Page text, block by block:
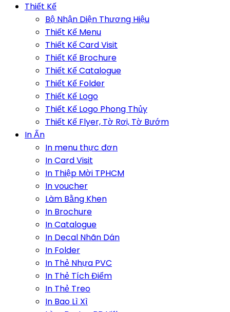
Thiết Kế
Bộ Nhận Diện Thương Hiệu
Thiết Kế Menu
Thiết Kế Card Visit
Thiết Kế Brochure
Thiết Kế Catalogue
Thiết Kế Folder
Thiết Kế Logo
Thiết Kế Logo Phong Thủy
Thiết Kế Flyer, Tờ Rơi, Tờ Bướm
In Ấn
In menu thực đơn
In Card Visit
In Thiệp Mời TPHCM
In voucher
Làm Bằng Khen
In Brochure
In Catalogue
In Decal Nhãn Dán
In Folder
In Thẻ Nhựa PVC
In Thẻ Tích Điểm
In Thẻ Treo
In Bao Lì Xì